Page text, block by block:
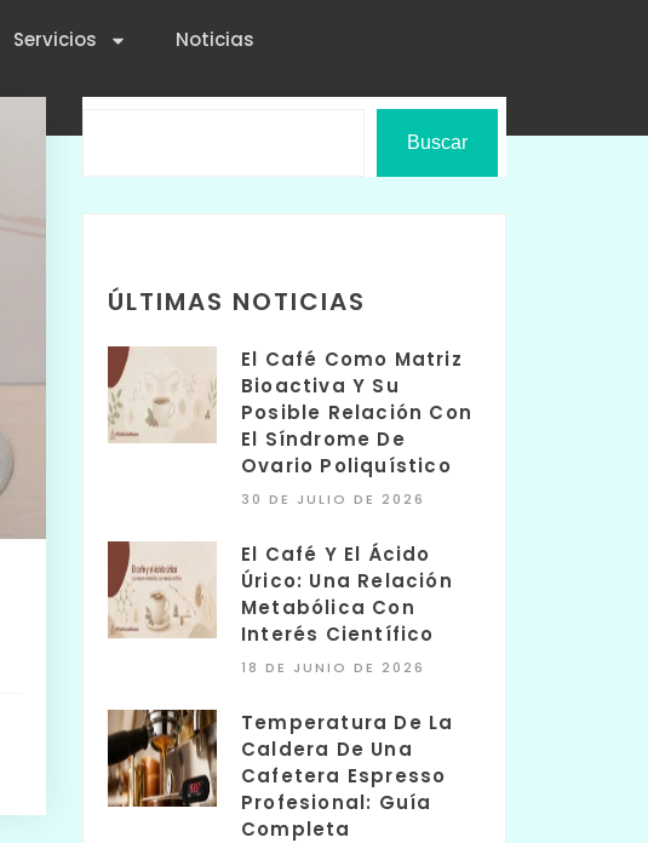
Servicios Noticias
Buscar
ÚLTIMAS NOTICIAS
El Café Como Matriz
Bioactiva Y Su
Posible Relación Con
El Síndrome De
Ovario Poliquístico
30 DE JULIO DE 2026
El Café Y El Ácido
Úrico: Una Relación
Metabólica Con
Interés Científico
18 DE JUNIO DE 2026
Temperatura De La
Caldera De Una
Cafetera Espresso
Profesional: Guía
Completa